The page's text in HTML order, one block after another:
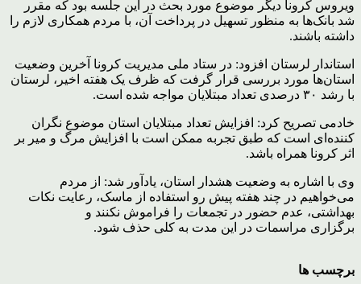
ویروس کرونا دیگر موضوع مورد بحث در این جلسه بود که مقرر
شد بانک‌ها به منظور تسهیل در پرداخت آن، با مردم همکاری لازم را
داشته باشند.
استاندار لرستان افزود: در ستاد ملی مدیریت کرونا آخرین وضعیت
استان‌ها مورد بررسی قرار گرفت که ظرف یک هفته اخیر، لرستان
با رشد ۳۰ درصدی تعداد مبتلایان مواجه شده است.
خادمی تصریح کرد: افزایش تعداد مبتلایان استان موضوع نگران
کننده‌ای است که طبق تجربه ممکن است با افزایش مرگ و میر بر
اثر کرونا همراه باشد.
وی با اشاره به وضعیت هشدار استان، یادآور شد: از مردم
می‌خواهیم در چند هفته پیش رو استفاده از ماسک، رعایت نکات
بهداشتی، عدم حضور در تجمعات را فراموش نکنند و
برگزاری مراسمات در این مدت به کلی حذف شود.
برچسب ها